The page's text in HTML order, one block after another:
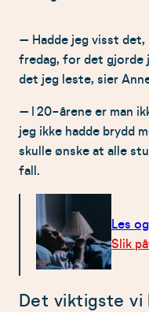
– Hadde jeg visst det,
fredag, for det gjorde
det jeg leste, sier
– I 20-årene er man
jeg ikke hadde brydd
skulle ønske at alle
fall.
Les
Slik
Det viktigste vi